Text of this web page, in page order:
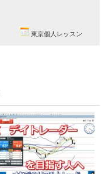
東京個人レッスン